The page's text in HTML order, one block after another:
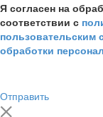
Я согласен на
соответствии с
пользовательским
обработки
Отправить